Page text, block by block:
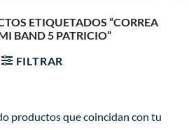
ETIQUETADOS “CORREA
BAND 5 PATRICIO”
FILTRAR
productos que coincidan con tu